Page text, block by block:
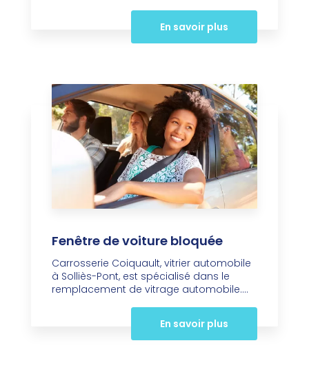
En savoir plus
Fenêtre de voiture bloquée
Carrosserie Coiquault, vitrier automobile
à Solliès-Pont, est spécialisé dans le
remplacement de vitrage automobile....
En savoir plus